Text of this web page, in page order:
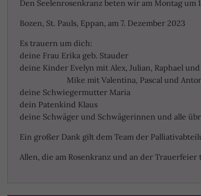
Den Seelenrosenkranz beten wir am Montag
Bozen, St. Pauls, Eppan, am 7. Dezember 2023
Es trauern um dich:
deine Frau Erika geb. Stauder
deine Kinder Evelyn mit Alex, Julian, Raphael und
Mike mit Valentina, Pascal und
deine Schwiegermutter Maria
dein Patenkind Klaus
deine Schwäger und Schwägerinnen und alle
Ein großer Dank gilt dem Team der
Allen, die am Rosenkranz und an der